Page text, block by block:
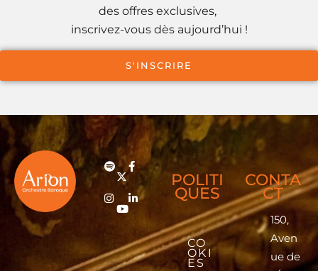
des offres exclusives,
inscrivez-vous dès aujourd’hui !
S'INSCRIRE
POLITI
QUES
CO
OKI
ES
CONTA
CT
150,
Aven
ue de